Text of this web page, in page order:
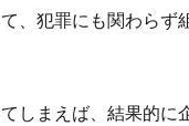
、犯罪にも関わらず
しまえば、結果的に